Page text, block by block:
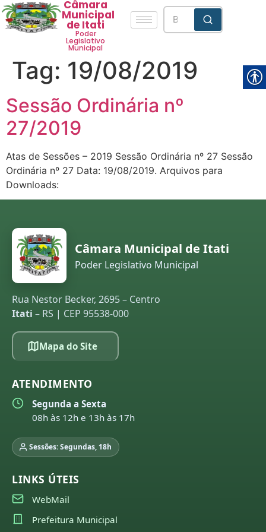
Câmara
Municipal
de Itati
Poder
Legislativo
Municipal
Tag: 19/08/2019
Sessão Ordinária nº
27/2019
Atas de Sessões – 2019 Sessão Ordinária nº 27 Sessão
Ordinária nº 27 Data: 19/08/2019. Arquivos para
Downloads:
Câmara Municipal de Itati
Poder Legislativo Municipal
Rua Nestor Becker, 2695 – Centro
Itati – RS | CEP 95538-000
Mapa do Site
ATENDIMENTO
Segunda a Sexta
08h às 12h e 13h às 17h
Sessões: Segundas, 18h
LINKS ÚTEIS
WebMail
Prefeitura Municipal